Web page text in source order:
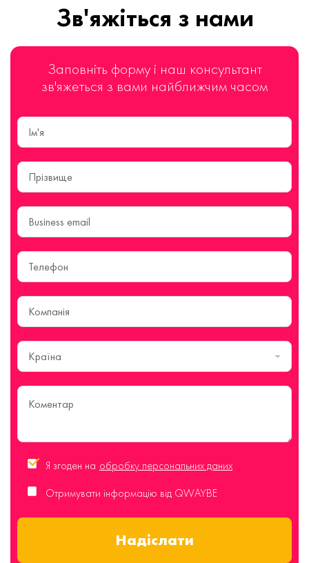
Зв'яжіться з нами
Заповніть форму і наш консультант
зв'яжеться з вами найближчим часом
Країна
Я згоден на обробку персональних даних
Отримувати інформацію від QWAYBE
Надіслати